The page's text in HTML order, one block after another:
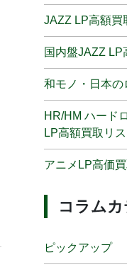
JAZZ LP高額買
国内盤JAZZ LP
和モノ・日本の
HR/HM ハード
LP高額買取リス
アニメLP高価
コラム
ピックアップ